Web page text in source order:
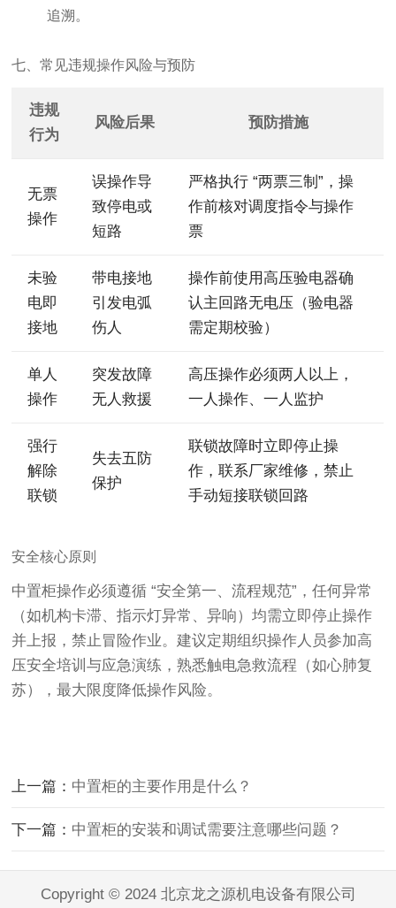
追溯。
七、常见违规操作风险与预防
违规
行为
风险后果 预防措施
无票
操作
误操作导
致停电或
短路
严格执行 “两票三制”，操
作前核对调度指令与操作
票
未验
电即
接地
带电接地
引发电弧
伤人
操作前使用高压验电器确
认主回路无电压（验电器
需定期校验）
单人
操作
突发故障
无人救援
高压操作必须两人以上，
一人操作、一人监护
强行
解除
联锁
失去五防
保护
联锁故障时立即停止操
作，联系厂家维修，禁止
手动短接联锁回路
安全核心原则
中置柜操作必须遵循 “安全第一、流程规范”，任何异常
（如机构卡滞、指示灯异常、异响）均需立即停止操作
并上报，禁止冒险作业。建议定期组织操作人员参加高
压安全培训与应急演练，熟悉触电急救流程（如心肺复
苏），最大限度降低操作风险。
上一篇： 中置柜的主要作用是什么？
下一篇： 中置柜的安装和调试需要注意哪些问题？
Copyright © 2024 北京龙之源机电设备有限公司